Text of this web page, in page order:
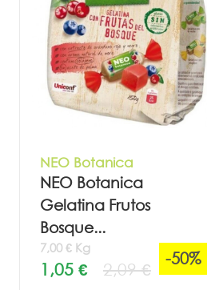
NEO Botanica
NEO Botanica
Gelatina Frutos
Bosque...
7,00 € Kg
1,05 € 2,09 €
-50%